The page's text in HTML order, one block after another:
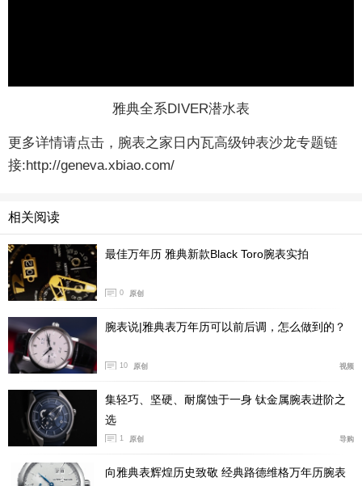
雅典全系DIVER潜水表
更多详情请点击，腕表之家日内瓦高级钟表沙龙专题链
接:http://geneva.xbiao.com/
相关阅读
最佳万年历 雅典新款Black Toro腕表实拍
0 原创
腕表说|雅典表万年历可以前后调，怎么做到的？
10 原创 视频
集轻巧、坚硬、耐腐蚀于一身 钛金属腕表进阶之
选
1 原创 导购
向雅典表辉煌历史致敬 经典路德维格万年历腕表